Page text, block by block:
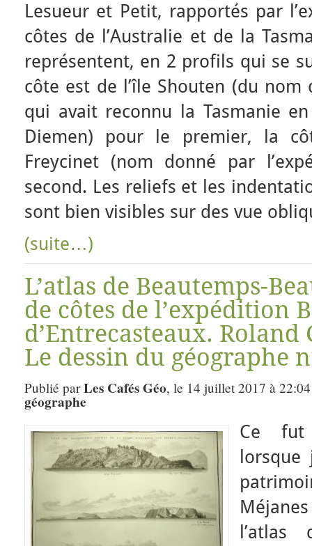
Lesueur et Petit, rapportés par
côtes de l’Australie et de la
représentent, en 2 profils qui se
côte est de l’île Shouten (du
qui avait reconnu la Tasmanie
Diemen) pour le premier, la
Freycinet (nom donné par
second. Les reliefs et les
sont bien visibles sur des vue
(suite…)
L’atlas de Beautemps-
de côtes de l’expédition
d’Entrecasteaux. Roland
Le dessin du géographe
Publié parLes Cafés Géo, le 14 juillet 2017 à
géographe
Ce fut
lorsque
l’atlas